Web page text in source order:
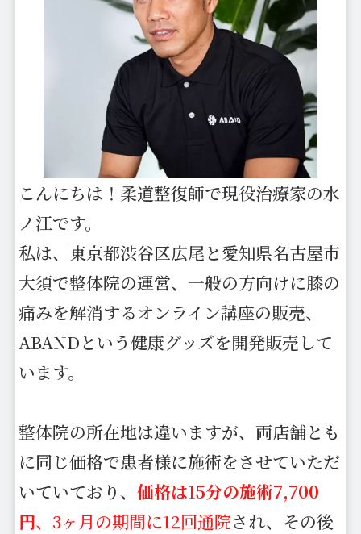
こんにちは！柔道整復師で現役治療家の水
ノ江です。
私は、東京都渋谷区広尾と愛知県名古屋市
大須で整体院の運営、一般の方向けに膝の
痛みを解消するオンライン講座の販売、
ABANDという健康グッズを開発販売して
います。
整体院の所在地は違いますが、両店舗とも
に同じ価格で患者様に施術をさせていただ
いていており、 価格は15分の施術7,700
円、3ヶ月の期間に12回通院され、その後